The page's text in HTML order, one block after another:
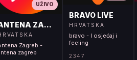
UŽIVO
ZAGREB LIVE
Zagreb -
zagreb
BRAVO LIVE
HRVATSKA
bravo - I osjećaj i
feeling
2347